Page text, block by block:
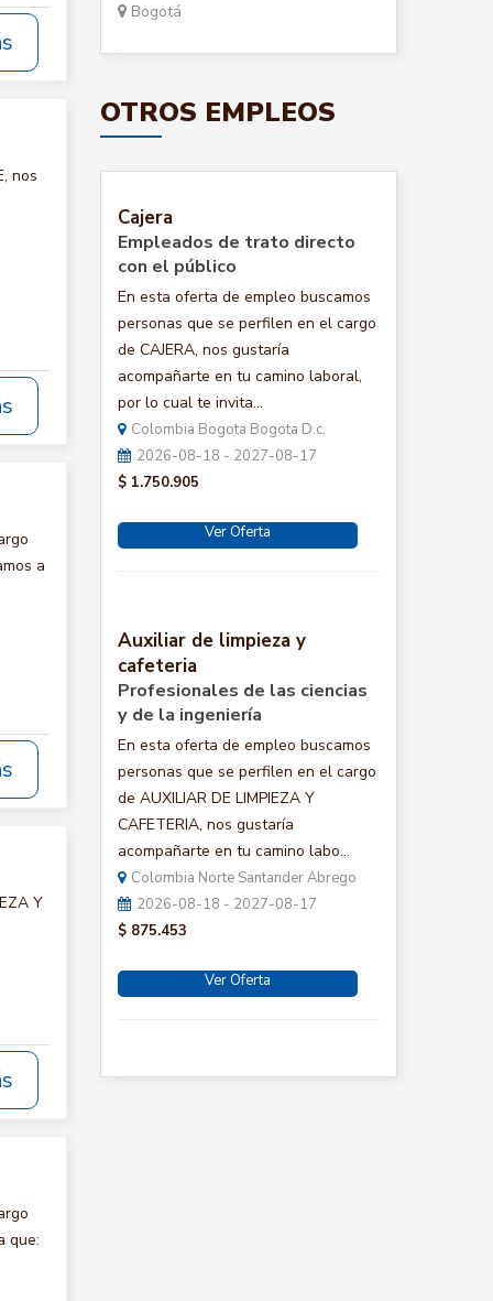
nos
a
Y
que:
Bogotá
OTROS EMPLEOS
Cajera
Empleados de trato directo
con el público
En esta oferta de empleo buscamos
personas que se perfilen en el cargo
de CAJERA, nos gustaría
acompañarte en tu camino laboral,
por lo cual te invita...
Colombia Bogota Bogota D.c.
2026-08-18 - 2027-08-17
$ 1.750.905
Ver Oferta
Auxiliar de limpieza y
cafeteria
Profesionales de las ciencias
y de la ingeniería
En esta oferta de empleo buscamos
personas que se perfilen en el cargo
de AUXILIAR DE LIMPIEZA Y
CAFETERIA, nos gustaría
acompañarte en tu camino labo...
Colombia Norte Santander Abrego
2026-08-18 - 2027-08-17
$ 875.453
Ver Oferta